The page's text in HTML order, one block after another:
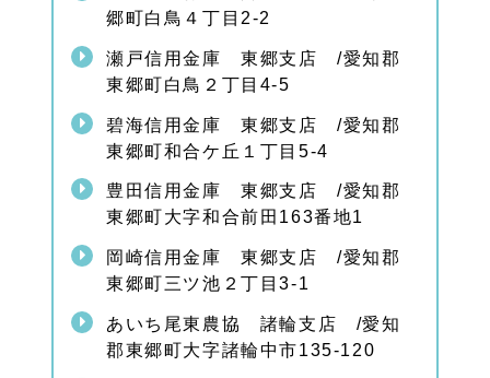
に
1.
1
町の
きの
ジ
郷町白鳥４丁目2-2
瀬戸信用金庫 東郷支店 /愛知郡
東郷町白鳥２丁目4-5
碧海信用金庫 東郷支店 /愛知郡
東郷町和合ケ丘１丁目5-4
豊田信用金庫 東郷支店 /愛知郡
東郷町大字和合前田163番地1
岡崎信用金庫 東郷支店 /愛知郡
東郷町三ツ池２丁目3-1
あいち尾東農協 諸輪支店 /愛知
郡東郷町大字諸輪中市135-120